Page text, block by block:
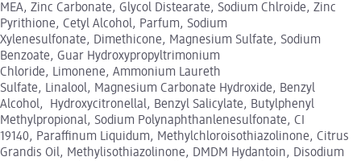
MEA, Zinc Carbonate, Glycol Distearate, Sodium Chlroide, Zinc
Pyrithione, Cetyl Alcohol, Parfum, Sodium
Xylenesulfonate, Dimethicone, Magnesium Sulfate, Sodium
Benzoate, Guar Hydroxypropyltrimonium
Chloride, Limonene, Ammonium Laureth
Sulfate, Linalool, Magnesium Carbonate Hydroxide, Benzyl
Alcohol, Hydroxycitronellal, Benzyl Salicylate, Butylphenyl
Methylpropional, Sodium Polynaphthanlenesulfonate, CI
19140, Paraffinum Liquidum, Methylchloroisothiazolinone, Citrus
Grandis Oil, Methylisothiazolinone, DMDM Hydantoin, Disodium